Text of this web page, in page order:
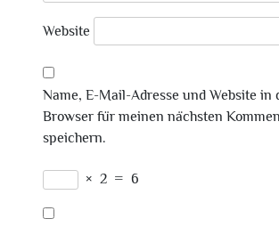
Website
Name, E-Mail-Adresse und Website in
Browser für meinen nächsten
speichern.
× 2 = 6